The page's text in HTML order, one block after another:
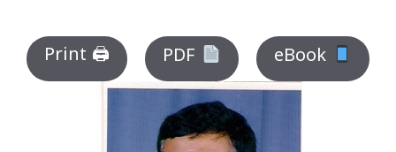
Print 🖨 PDF eBook